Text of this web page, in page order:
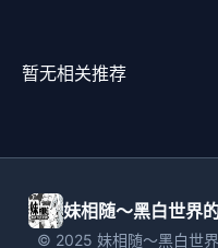
暂无相关推荐
妹相随～黑白世界
© 2025 妹相随～黑白世